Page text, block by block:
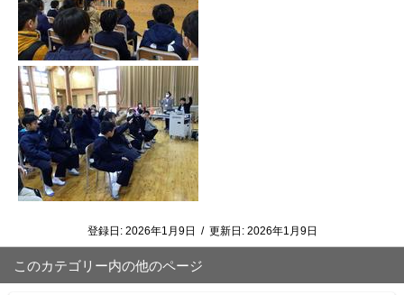
登録日: 2026年1月9日 / 更新日: 2026年1月9日
このカテゴリー内の他のページ